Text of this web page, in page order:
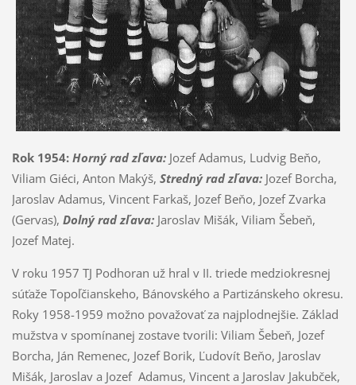
Rok 1954: Horný rad zľava: Jozef Adamus, Ludvig Beňo,
Viliam Giéci, Anton Makýš, Stredný rad zľava:Jozef Borcha,
Jaroslav Adamus, Vincent Farkaš, Jozef Beňo, Jozef Zvarka
(Gervas), Dolný rad zľava:Jaroslav Mišák, Viliam Šebeň,
Jozef Matej.
V roku 1957 TJ Podhoran už hral v II. triede medziokresnej
súťaže Topoľčianskeho, Bánovského a Partizánskeho okresu.
Roky 1958-1959 možno považovať za najplodnejšie. Základ
mužstva v spomínanej zostave tvorili: Viliam Šebeň, Jozef
Borcha, Ján Remenec, Jozef Borik, Ľudovít Beňo, Jaroslav
Mišák, Jaroslav a Jozef Adamus, Vincent a Jaroslav Jakubček,